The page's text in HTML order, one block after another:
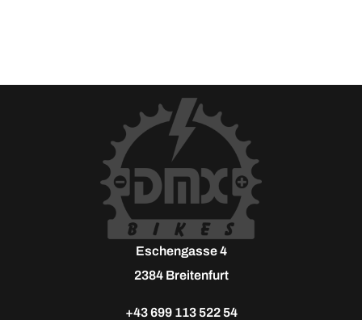
Eschengasse 4
2384 Breitenfurt
+43 699 113 522 54